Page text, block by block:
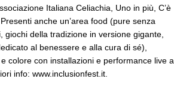
Italiana Celiachia, Uno in più, C’è
anche un’area food (pure senza
della tradizione in versione gigante,
al benessere e alla cura di sé),
colore con installazioni e performance live a
info: www.inclusionfest.it.